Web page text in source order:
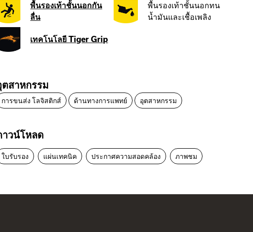
พื้นรองเท้าชั้นนอกกัน
ลื่น
พื้นรองเท้าชั้นนอกทน
น้ำมันและเชื้อเพลิง
เทคโนโลยี Tiger Grip
ตสาหกรรม
การขนส่ง โลจิสติกส์ ด้านทางการแพทย์ อุตสาหกรรม
าวน์โหลด
ใบรับรอง แผ่นเทคนิค ประกาศความสอดคล้อง ภาพชม